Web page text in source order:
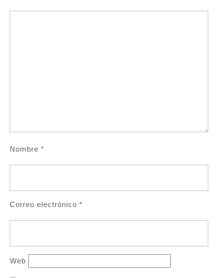
Nombre *
Correo electrónico *
Web